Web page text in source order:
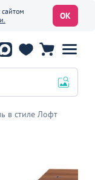
ОК
в стиле Лофт